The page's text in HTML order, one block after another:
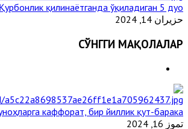
Қурбонлик қилинаётганда ўқиладиган 5 дуо
حزيران 14, 2024
СЎНГГИ МАҚОЛАЛАР
каффорат, бир йиллик қут-барака
تموز 16, 2024